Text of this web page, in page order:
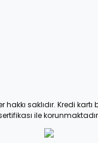
saklıdır. Kredi kartı
ile